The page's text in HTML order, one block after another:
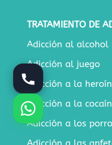
TRATAMIENTO DE
Adicción al alcohol
Adicción al juego
Adicción a la
Adicción a la
Adicción a los